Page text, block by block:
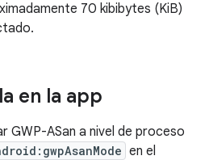
70 kibibytes (KiB)
en la app
GWP-ASan a nivel de proceso
en el